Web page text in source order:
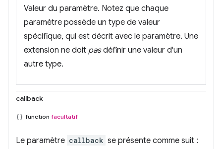
Valeur du paramètre. Notez que chaque
paramètre possède un type de valeur
spécifique, qui est décrit avec le paramètre. Une
extension ne doit pasdéfinir une valeur d'un
autre type.
callback
function facultatif
Le paramètre callback se présente comme suit :